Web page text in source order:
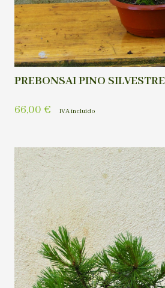
PREBONSAI PINO SILVESTRE
66,00 € IVA incluído